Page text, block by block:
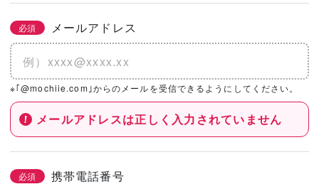
必須 メールアドレス
※｢@mochiie.com｣からのメールを受信できるようにしてください。
メールアドレスは正しく入力されていません
必須 携帯電話番号